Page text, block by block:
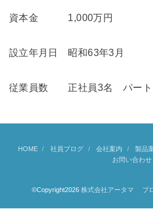
資本金 1,000万円
設立年月日 昭和63年3月
従業員数 正社員3名 パート
HOME 社員ブログ 会社案内 製品
お問い合わせ
©Copyright2026株式会社アータマ ブ